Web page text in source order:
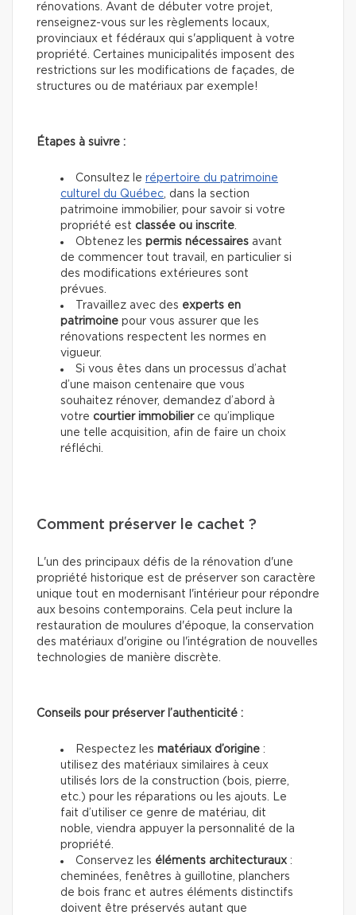
rénovations. Avant de débuter votre projet,
renseignez-vous sur les règlements locaux,
provinciaux et fédéraux qui s'appliquent à votre
propriété. Certaines municipalités imposent des
restrictions sur les modifications de façades, de
structures ou de matériaux par exemple!
Étapes à suivre :
Consultez le répertoire du patrimoine
culturel du Québec , dans la section
patrimoine immobilier, pour savoir si votre
propriété est classée ou inscrite
Obtenez les permis nécessaires avant
de commencer tout travail, en particulier si
des modifications extérieures sont
prévues.
Travaillez avec des experts en
patrimoine pour vous assurer que les
rénovations respectent les normes en
vigueur.
Si vous êtes dans un processus d’achat
d’une maison centenaire que vous
souhaitez rénover, demandez d’abord à
votre courtier immobilierce qu’implique
une telle acquisition, afin de faire un choix
réfléchi.
Comment préserver le cachet ?
L'un des principaux défis de la rénovation d'une
propriété historique est de préserver son caractère
unique tout en modernisant l'intérieur pour répondre
aux besoins contemporains. Cela peut inclure la
restauration de moulures d'époque, la conservation
des matériaux d'origine ou l'intégration de nouvelles
technologies de manière discrète.
Conseils pour préserver l’authenticité :
Respectez les matériaux d’origine :
utilisez des matériaux similaires à ceux
utilisés lors de la construction (bois, pierre,
etc.) pour les réparations ou les ajouts. Le
fait d’utiliser ce genre de matériau, dit
noble, viendra appuyer la personnalité de la
propriété.
Conservez les éléments architecturaux :
cheminées, fenêtres à guillotine, planchers
de bois franc et autres éléments distinctifs
doivent être préservés autant que